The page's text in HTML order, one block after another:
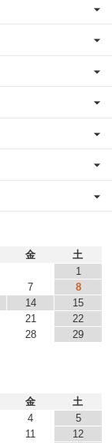
金
土
1
7
8
14
15
21
22
28
29
金
土
4
5
11
12